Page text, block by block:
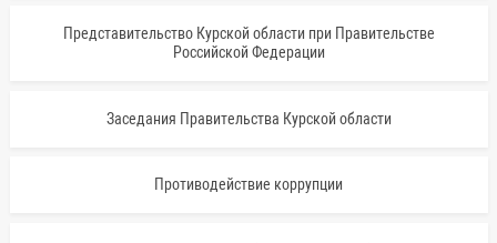
Представительство Курской области при Правительстве
Российской Федерации
Заседания Правительства Курской области
Противодействие коррупции